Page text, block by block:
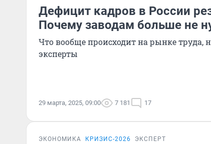
Дефицит кадров в России
Почему заводам больше не
Что вообще происходит на рынке труда,
эксперты
29 марта, 2025, 09:00 7 181 17
ЭКОНОМИКА КРИЗИС-2026 ЭКСПЕРТ